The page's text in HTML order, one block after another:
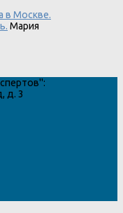
в Москве.
Мария
:
д. 3